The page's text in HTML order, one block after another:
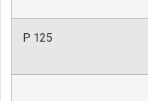
P 125